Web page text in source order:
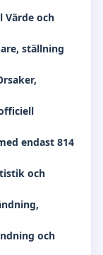
Värde och
ställning
endast 814
och
och